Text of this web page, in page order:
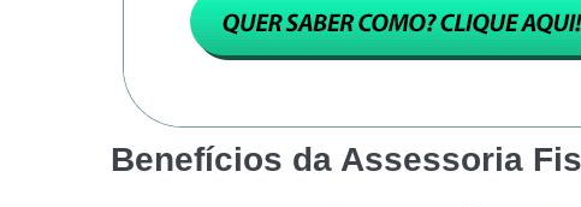
Benefícios da Assessoria